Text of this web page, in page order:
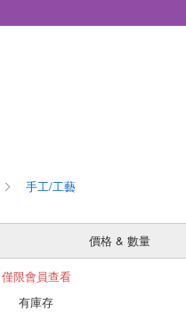
手工/工藝
價格 & 數量
僅限會員查看
有庫存